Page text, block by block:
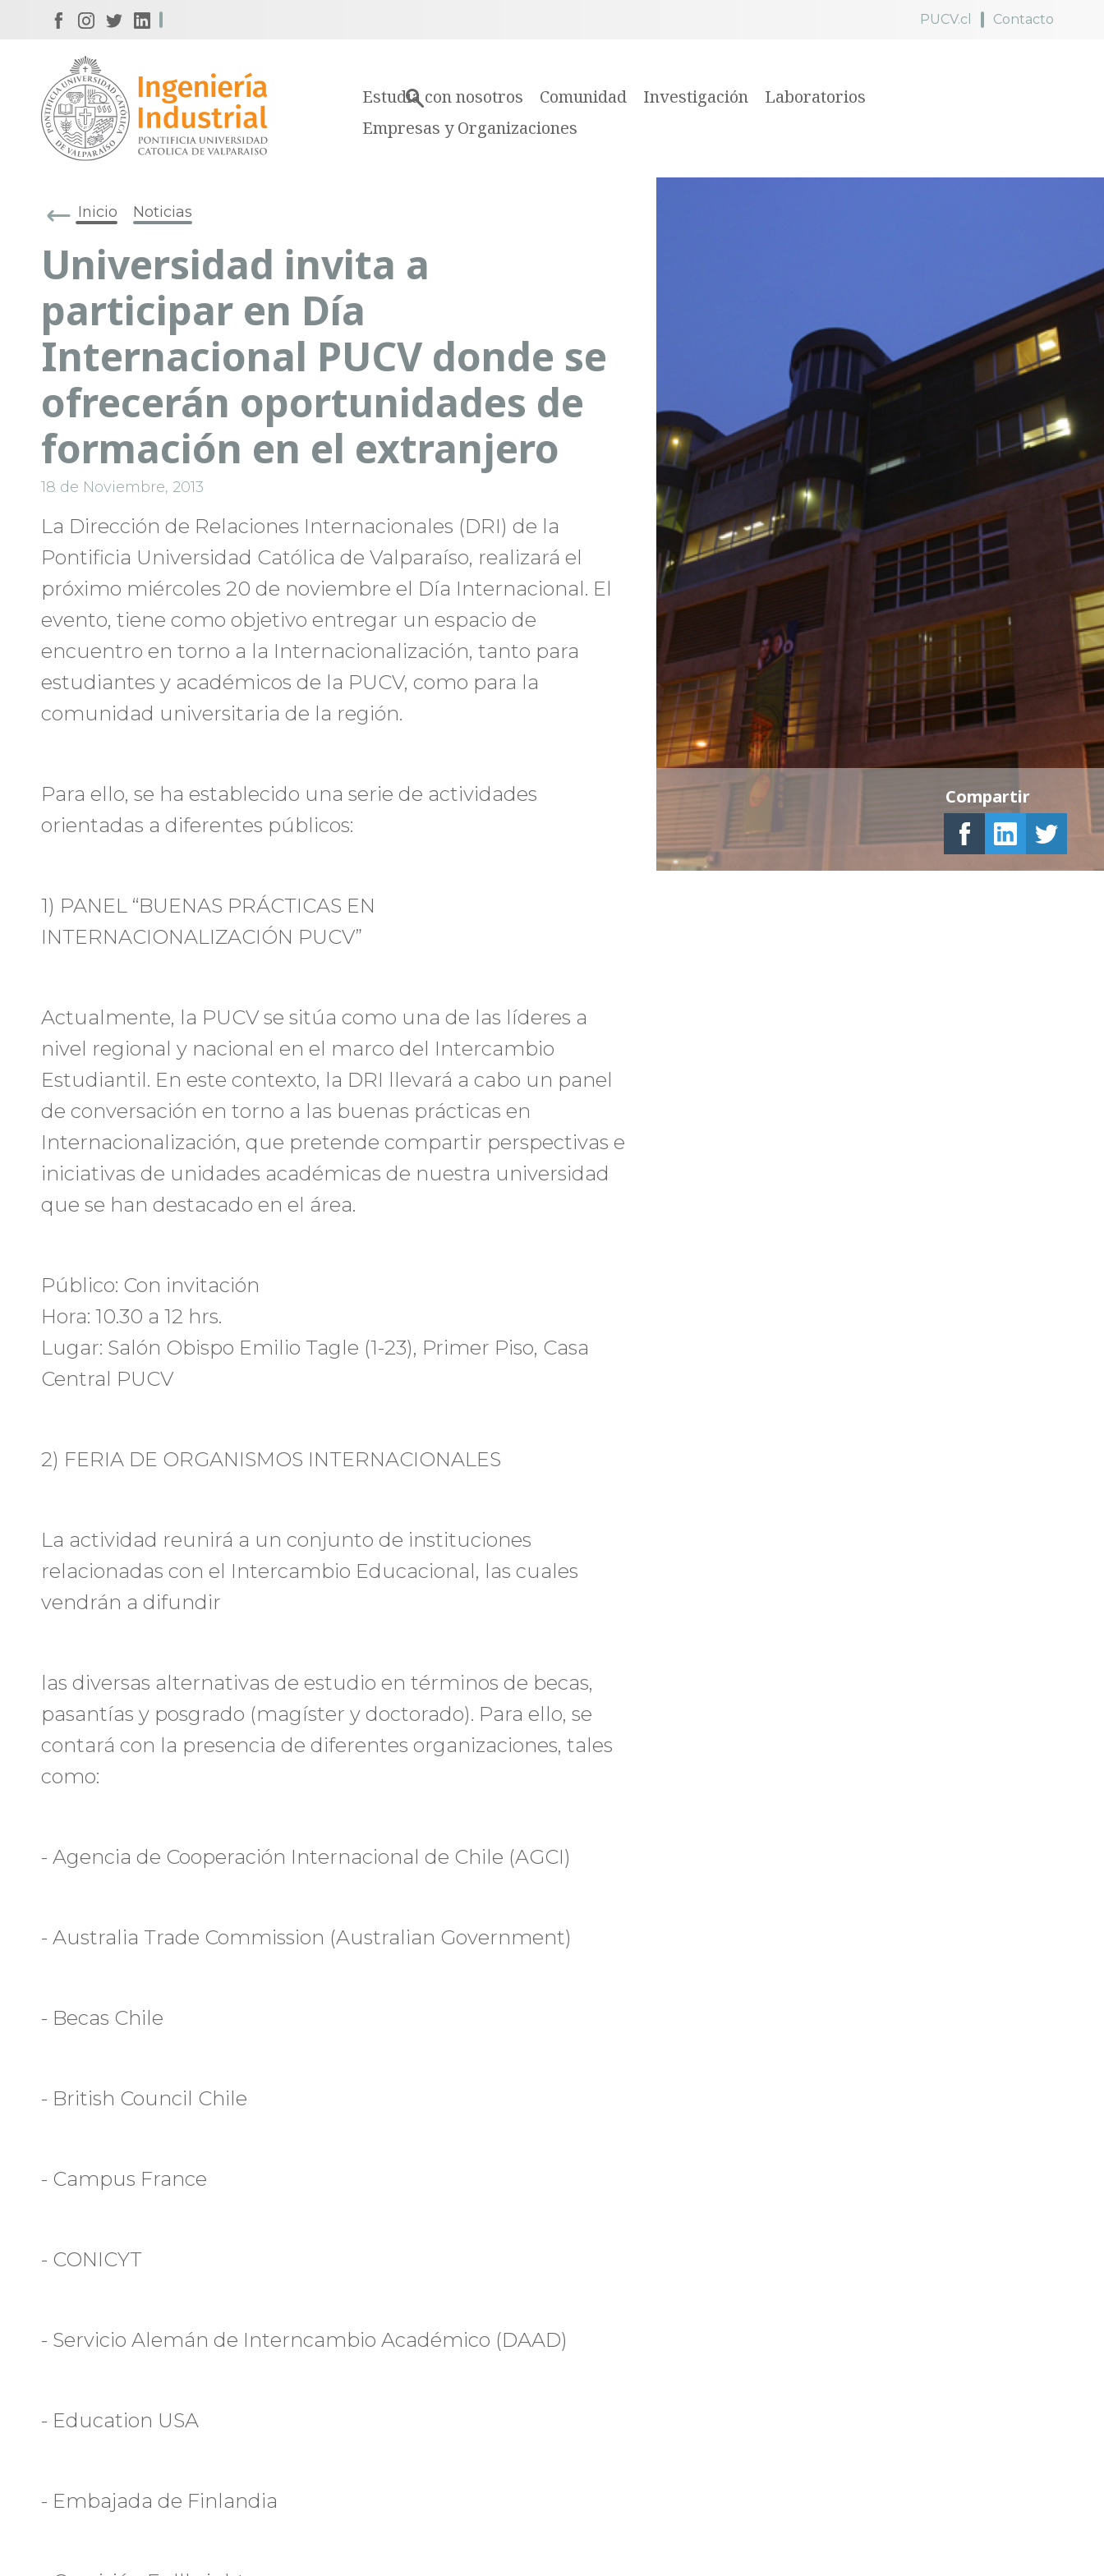
PUCV.cl Contacto
Estudia con nosotros Comunidad Investigación
Laboratorios
Empresas y Organizaciones
Inicio Noticias
Universidad invita a
participar en Día
Internacional PUCV donde se
ofrecerán oportunidades de
formación en el extranjero
18 de Noviembre, 2013
La Dirección de Relaciones Internacionales (DRI) de la
Pontificia Universidad Católica de Valparaíso, realizará el
próximo miércoles 20 de noviembre el Día Internacional. El
evento, tiene como objetivo entregar un espacio de
encuentro en torno a la Internacionalización, tanto para
estudiantes y académicos de la PUCV, como para la
comunidad universitaria de la región.
Para ello, se ha establecido una serie de actividades
orientadas a diferentes públicos:
1) PANEL “BUENAS PRÁCTICAS EN
INTERNACIONALIZACIÓN PUCV”
Actualmente, la PUCV se sitúa como una de las líderes a
nivel regional y nacional en el marco del Intercambio
Estudiantil. En este contexto, la DRI llevará a cabo un panel
de conversación en torno a las buenas prácticas en
Internacionalización, que pretende compartir perspectivas e
iniciativas de unidades académicas de nuestra universidad
que se han destacado en el área.
Público: Con invitación
Hora: 10.30 a 12 hrs.
Lugar: Salón Obispo Emilio Tagle (1-23), Primer Piso, Casa
Central PUCV
2) FERIA DE ORGANISMOS INTERNACIONALES
La actividad reunirá a un conjunto de instituciones
relacionadas con el Intercambio Educacional, las cuales
vendrán a difundir
las diversas alternativas de estudio en términos de becas,
pasantías y posgrado (magíster y doctorado). Para ello, se
contará con la presencia de diferentes organizaciones, tales
como:
- Agencia de Cooperación Internacional de Chile (AGCI)
- Australia Trade Commission (Australian Government)
- Becas Chile
- British Council Chile
- Campus France
- CONICYT
- Servicio Alemán de Interncambio Académico (DAAD)
- Education USA
- Embajada de Finlandia
Compartir